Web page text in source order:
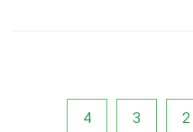
2
3
4